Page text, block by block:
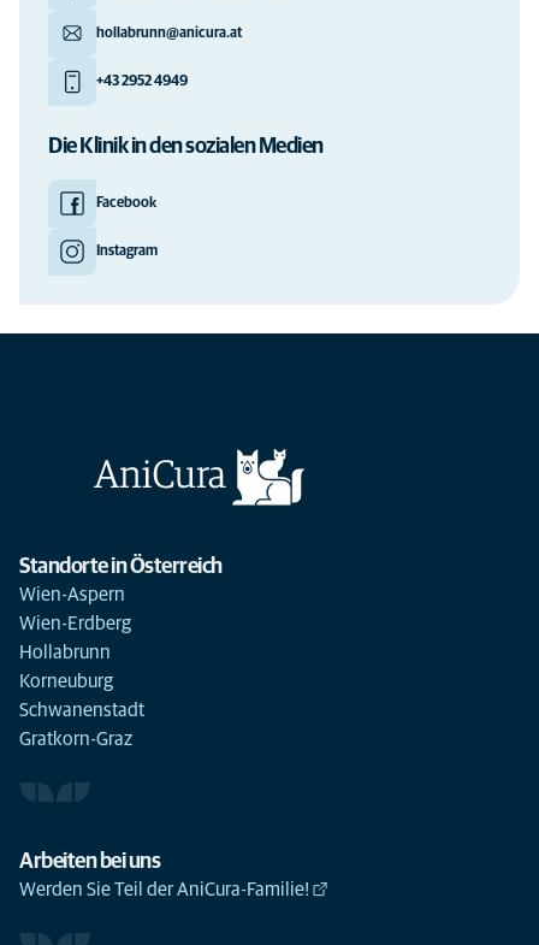
hollabrunn@anicura.at
+43 2952 4949
Die Klinik in den sozialen Medien
Facebook
Instagram
Standorte in Österreich
Wien-Aspern
Wien-Erdberg
Hollabrunn
Korneuburg
Schwanenstadt
Gratkorn-Graz
Arbeiten bei uns
Werden Sie Teil der AniCura-Familie!